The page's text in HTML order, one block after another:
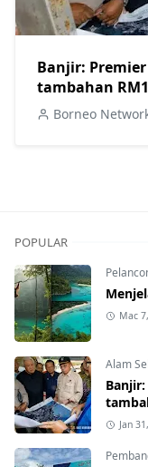
Banjir:
tambahan
Borneo
POPULAR
Mac
Alam
Jan